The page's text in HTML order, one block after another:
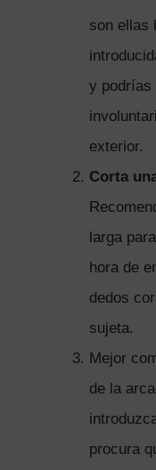
son ellas
y podrías
exterior.
Corta
larga
hora de
dedos
sujeta.
Mejor
de la
procura